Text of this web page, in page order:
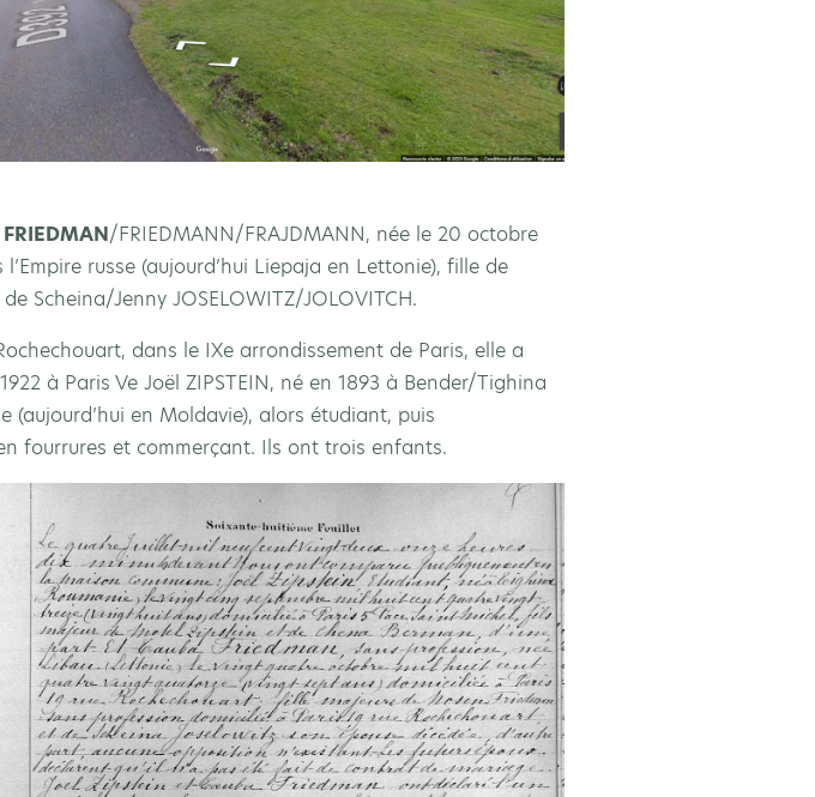
/FRIEDMANN/FRAJDMANN, née le 20 octobre
russe (aujourd’hui Liepaja en Lettonie), fille de
Scheina/Jenny JOSELOWITZ/JOLOVITCH.
dans le IXe arrondissement de Paris, elle a
à Paris Ve Joël ZIPSTEIN, né en 1893 à Bender/Tighina
(aujourd’hui en Moldavie), alors étudiant, puis
fourrures et commerçant. Ils ont trois enfants.